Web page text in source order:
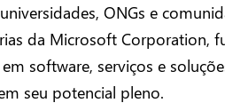
ONGs e
da Microsoft Corporation,
software, serviços e
seu potencial pleno.